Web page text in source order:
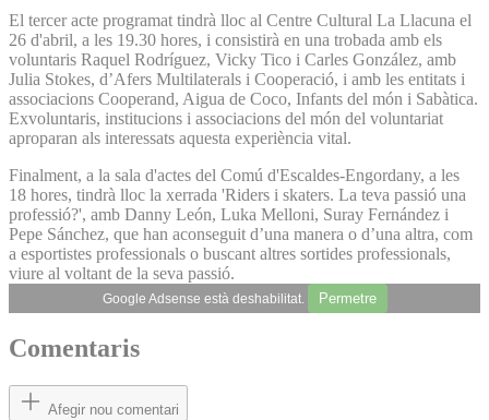
El tercer acte programat tindrà lloc al Centre Cultural La Llacuna el
26 d'abril, a les 19.30 hores, i consistirà en una trobada amb els
voluntaris Raquel Rodríguez, Vicky Tico i Carles González, amb
Julia Stokes, d’Afers Multilaterals i Cooperació, i amb les entitats i
associacions Cooperand, Aigua de Coco, Infants del món i Sabàtica.
Exvoluntaris, institucions i associacions del món del voluntariat
aproparan als interessats aquesta experiència vital.
Finalment, a la sala d'actes del Comú d'Escaldes-Engordany, a les
18 hores, tindrà lloc la xerrada 'Riders i skaters. La teva passió una
professió?', amb Danny León, Luka Melloni, Suray Fernández i
Pepe Sánchez, que han aconseguit d’una manera o d’una altra, com
a esportistes professionals o buscant altres sortides professionals,
viure al voltant de la seva passió.
Google Adsense està deshabilitat. Permetre
Comentaris
Afegir nou comentari